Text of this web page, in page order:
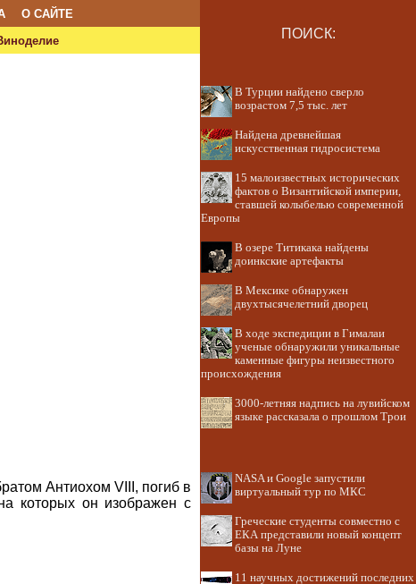
О САЙТЕ
ПОИСК:
Антиохом VIII, погиб в
которых он изображен с
В Турции найдено сверло
возрастом 7,5 тыс. лет
Найдена древнейшая
искусственная гидросистема
15 малоизвестных исторических
фактов о Византийской империи,
ставшей колыбелью современной
Европы
В озере Титикака найдены
доинкские артефакты
В Мексике обнаружен
двухтысячелетний дворец
В ходе экспедиции в Гималаи
ученые обнаружили уникальные
каменные фигуры неизвестного
происхождения
3000-летняя надпись на лувийском
языке рассказала о прошлом Трои
NASA и Google запустили
виртуальный тур по МКС
Греческие студенты совместно с
ЕКА представили новый концепт
базы на Луне
11 научных достижений последних